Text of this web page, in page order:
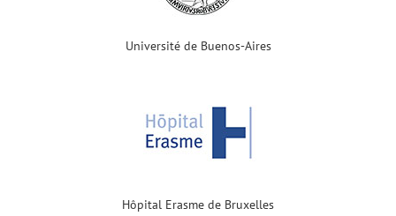
Université de Buenos-Aires
Hôpital Erasme de Bruxelles